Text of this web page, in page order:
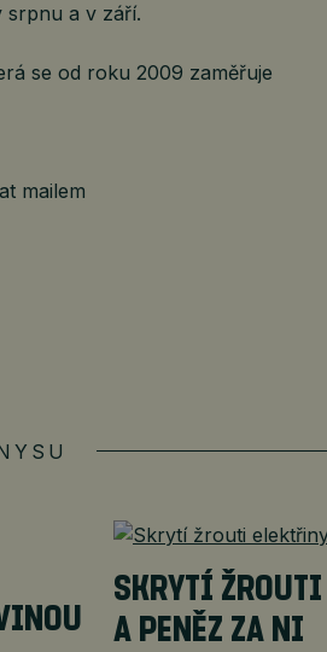
srpnu a v září.
se od roku 2009 zaměřuje
mailem
SKRYTÍ
A PENĚZ ZA NI